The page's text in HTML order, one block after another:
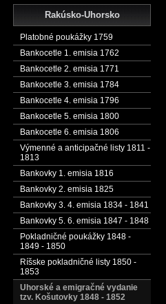
Rakúsko-Uhorsko
Platobné poukážky 1759
Bankocetle 1. emisia 1762
Bankocetle 2. emisia 1771
Bankocetle 3. emisia 1784
Bankocetle 4. emisia 1796
Bankocetle 5. emisia 1800
Bankocetle 6. emisia 1806
Výmenné a anticipačné listy 1811 -
1813
Bankovky 1. emisia 1816
Bankovky 2. emisia 1825
Bankovky 3. 4. emisia 1834 - 1841
Bankovky 5. 6. emisia 1847 - 1848
Pokladničné poukážky 1848 -
1849 - 1850
Ríšske pokladničné listy 1850 -
1853
Uhorské a emigračné vydanie
tzv. Košutovky 1848 - 1852